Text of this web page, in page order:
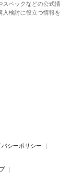
スペックなどの公式情
入検討に役立つ情報を
バシーポリシー